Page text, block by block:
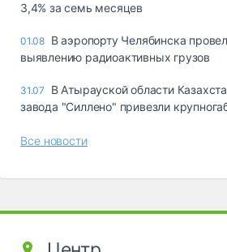
3,4% за семь месяцев
01.08 В аэропорту Челябинска
выявлению радиоактивных грузов
31.07
В Атырауской области
завода "Силлено" привезли
Все новости